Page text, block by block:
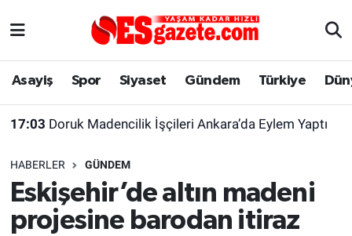
Asayiş Spor Siyaset Gündem Türkiye
17:03 Doruk Madencilik İşçileri Ankara’da Eylem Yaptı
HABERLER GÜNDEM
Eskişehir’de altın madeni
projesine barodan itiraz
Asayiş
Gündem
Türkiye
Yaşam
Eskişehirspor Arşivi
Eskişehir Arşivi
Eskişehir Nöbetçi Eczaneler
Süper Lig Puan Durumu ve Fikstür
Tüm Manşetler